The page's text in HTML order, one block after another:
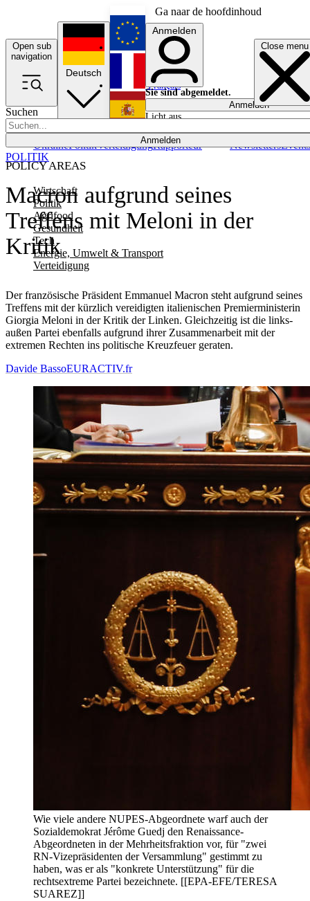
Ga naar de hoofdinhoud
Open sub
navigation
Close menu
Suchen
Anmelden
POLICY AREAS
Wirtschaft
Politik
Agrifood
Gesundheit
Tech
Energie, Umwelt & Transport
Verteidigung
UkrainePolitikVerteidigungRapporteur NewslettersEvents
Deutsch
English
Français
Anmelden
Sie sind abgemeldet.
Anmelden
Licht aus
Macron aufgrund seines
Treffens mit Meloni in der
Kritik
Der französische Präsident Emmanuel Macron steht aufgrund seines
Treffens mit der kürzlich vereidigten italienischen Premierministerin
Giorgia Meloni in der Kritik der Linken. Gleichzeitig ist die links-
außen Partei ebenfalls aufgrund ihrer Zusammenarbeit mit der
extremen Rechten ins politische Kreuzfeuer geraten.
POLITIK
Davide BassoEURACTIV.fr
Wie viele andere NUPES-Abgeordnete warf auch der
Sozialdemokrat Jérôme Guedj den Renaissance-
Abgeordneten in der Mehrheitsfraktion vor, für "zwei
RN-Vizepräsidenten der Versammlung" gestimmt zu
haben, was er als "konkrete Unterstützung" für die
rechtsextreme Partei bezeichnete. [[EPA-EFE/TERESA
SUAREZ]]